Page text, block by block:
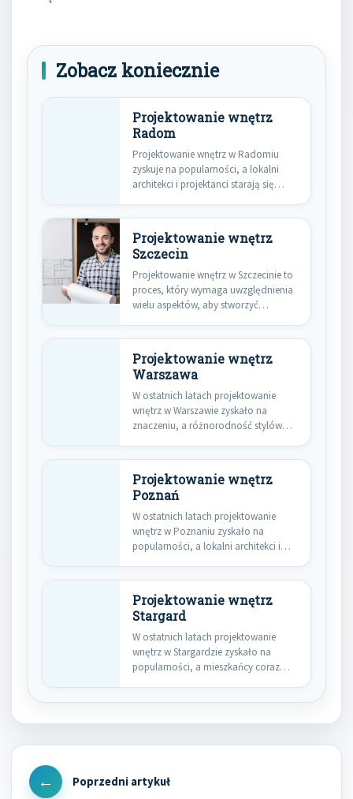
Zobacz koniecznie
Projektowanie wnętrz
Radom
Projektowanie wnętrz w Radomiu
zyskuje na popularności, a lokalni
architekci i projektanci starają się
Projektowanie wnętrz
Szczecin
Projektowanie wnętrz w Szczecinie to
proces, który wymaga uwzględnienia
wielu aspektów, aby stworzyć
Projektowanie wnętrz
Warszawa
W ostatnich latach projektowanie
wnętrz w Warszawie zyskało na
znaczeniu, a różnorodność stylów
Projektowanie wnętrz
Poznań
W ostatnich latach projektowanie
wnętrz w Poznaniu zyskało na
popularności, a lokalni architekci i
Projektowanie wnętrz
Stargard
W ostatnich latach projektowanie
wnętrz w Stargardzie zyskało na
popularności, a mieszkańcy coraz
Nawigacja
wpisu
Previous